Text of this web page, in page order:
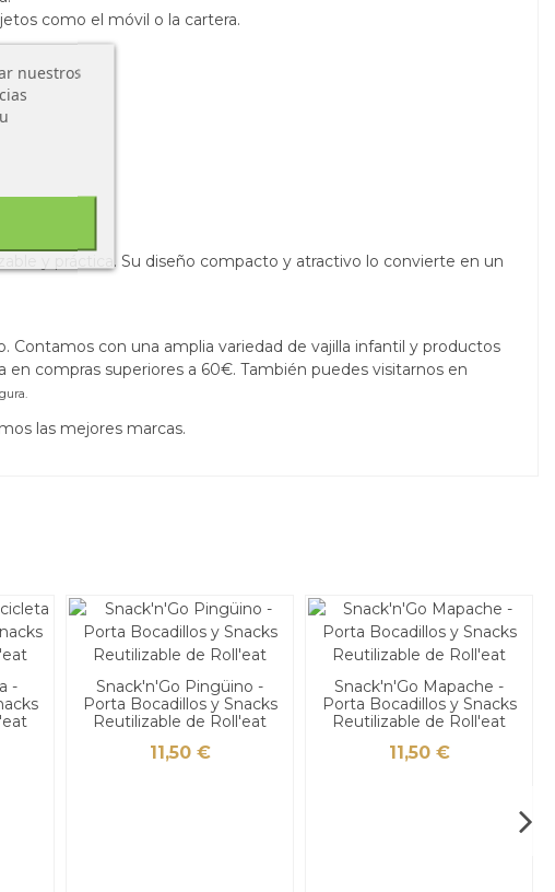
como el móvil o la cartera.
y práctica. Su diseño compacto y atractivo lo convierte en un
Contamos con una amplia variedad de vajilla infantil y productos
compras superiores a 60€. También puedes visitarnos en
las mejores marcas.
-
Snack'n'Go Pingüino -
Porta Bocadillos y Snacks
Reutilizable de Roll'eat
11,50 €
Snack'n'Go Mapache -
Porta Bocadillos y Snacks
Reutilizable de Roll'eat
11,50 €
nuestros